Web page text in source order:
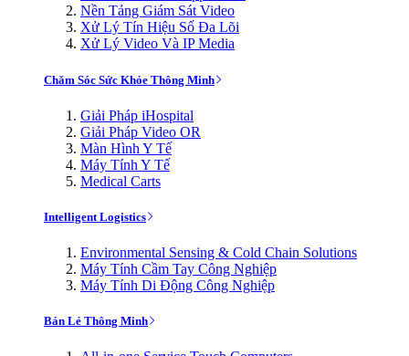
Nền Tảng Giám Sát Video
Xử Lý Tín Hiệu Số Đa Lõi
Xử Lý Video Và IP Media
Chăm Sóc Sức Khỏe Thông Minh
Giải Pháp iHospital
Giải Pháp Video OR
Màn Hình Y Tế
Máy Tính Y Tế
Medical Carts
Intelligent Logistics
Environmental Sensing & Cold Chain Solutions
Máy Tính Cầm Tay Công Nghiệp
Máy Tính Di Động Công Nghiệp
Bán Lẻ Thông Minh